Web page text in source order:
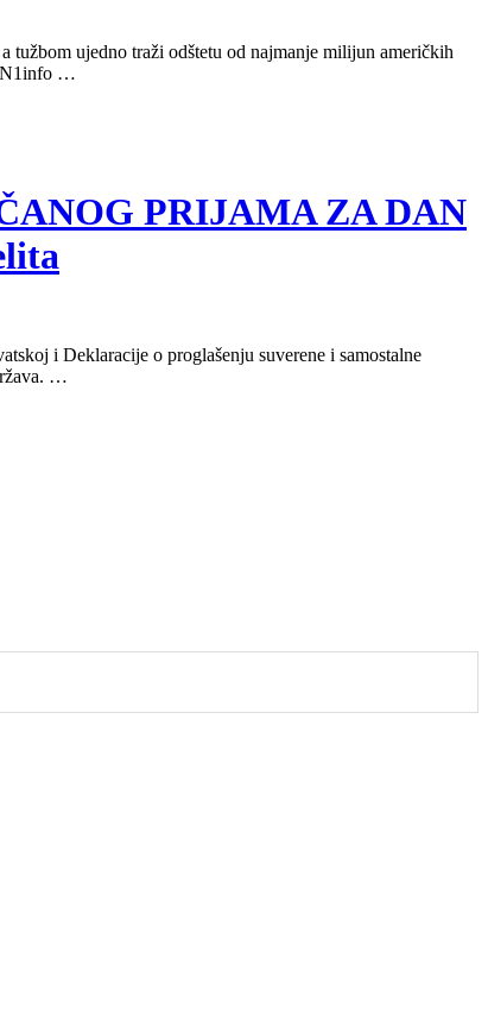
ujedno traži odštetu od najmanje milijun američkih
…
PRIJAMA ZA DAN
i Deklaracije o proglašenju suverene i samostalne
…